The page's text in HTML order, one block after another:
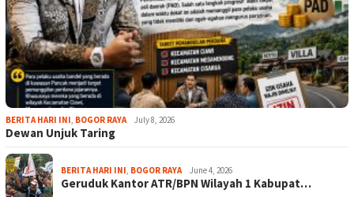
BERITA HARI INI, BOGOR RAYA July 8, 2026
Dewan Unjuk Taring
BERITA HARI INI, BOGOR RAYA June 4, 2026
Geruduk Kantor ATR/BPN Wilayah 1 Kabupat…